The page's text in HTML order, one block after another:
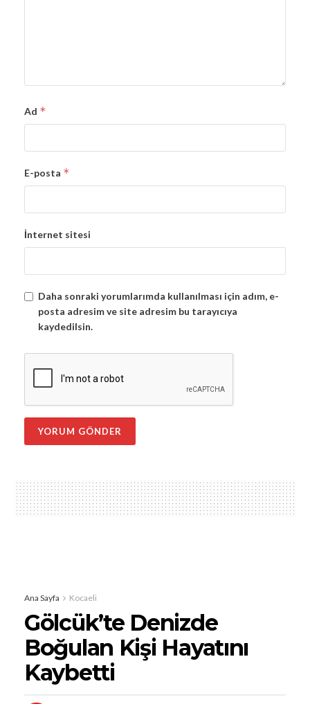
Ad *
E-posta *
İnternet sitesi
Daha sonraki yorumlarımda kullanılması için adım, e-
posta adresim ve site adresim bu tarayıcıya
kaydedilsin.
Ana Sayfa Kocaeli
Gölcük’te Denizde
Boğulan Kişi Hayatını
Kaybetti